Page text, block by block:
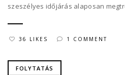
szeszélyes időjárás alaposan
36 LIKES 1 COMMENT
FOLYTATÁS